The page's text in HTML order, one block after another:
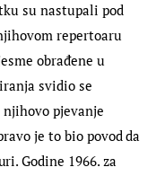
su nastupali pod
repertoaru
obrađene u
svidio se
pjevanje
je to bio povod da
Godine 1966. za